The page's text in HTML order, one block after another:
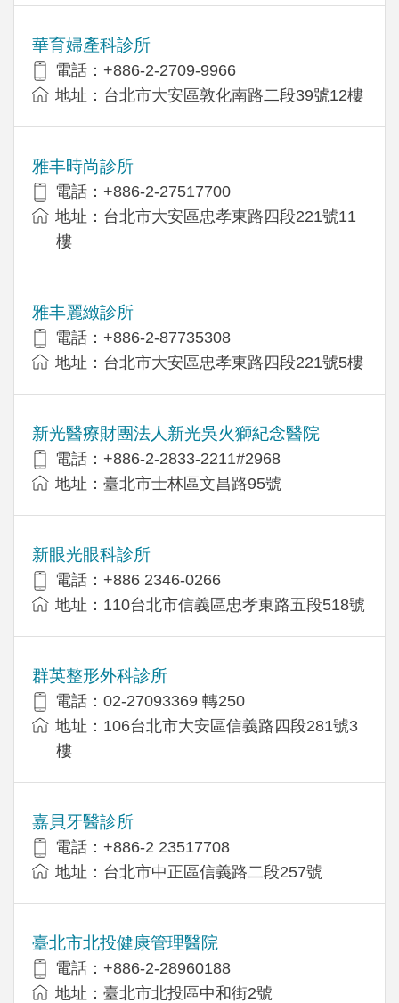
華育婦產科診所
電話：+886-2-2709-9966
地址：台北市大安區敦化南路二段39號12樓
雅丰時尚診所
電話：+886-2-27517700
地址：台北市大安區忠孝東路四段221號11
樓
雅丰麗緻診所
電話：+886-2-87735308
地址：台北市大安區忠孝東路四段221號5樓
新光醫療財團法人新光吳火獅紀念醫院
電話：+886-2-2833-2211#2968
地址：臺北市士林區文昌路95號
新眼光眼科診所
電話：+886 2346-0266
地址：110台北市信義區忠孝東路五段518號
群英整形外科診所
電話：02-27093369 轉250
地址：106台北市大安區信義路四段281號3
樓
嘉貝牙醫診所
電話：+886-2 23517708
地址：台北市中正區信義路二段257號
臺北市北投健康管理醫院
電話：+886-2-28960188
地址：臺北市北投區中和街2號